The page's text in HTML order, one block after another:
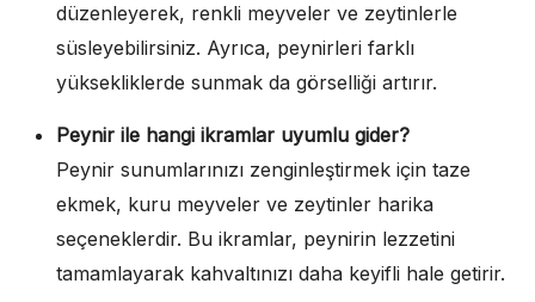
düzenleyerek, renkli meyveler ve zeytinlerle
süsleyebilirsiniz. Ayrıca, peynirleri farklı
yüksekliklerde sunmak da görselliği artırır.
Peynir ile hangi ikramlar uyumlu gider?
Peynir sunumlarınızı zenginleştirmek için taze
ekmek, kuru meyveler ve zeytinler harika
seçeneklerdir. Bu ikramlar, peynirin lezzetini
tamamlayarak kahvaltınızı daha keyifli hale getirir.